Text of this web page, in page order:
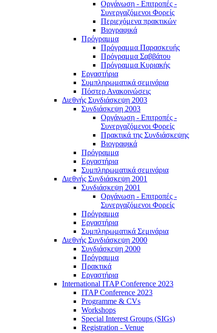
Οργάνωση - Επιτροπές -
Συνεργαζόμενοι Φορείς
Περιεχόμενα πρακτικών
Βιογραφικά
Πρόγραμμα
Πρόγραμμα Παρασκευής
Πρόγραμμα Σαββάτου
Πρόγραμμα Κυριακής
Εργαστήρια
Συμπληρωματικά σεμινάρια
Πόστερ Ανακοινώσεις
Διεθνής Συνδιάσκεψη 2003
Συνδιάσκεψη 2003
Οργάνωση - Επιτροπές -
Συνεργαζόμενοι Φορείς
Πρακτικά της Συνδιάσκεψης
Βιογραφικά
Πρόγραμμα
Εργαστήρια
Συμπληρωματικά σεμινάρια
Διεθνής Συνδιάσκεψη 2001
Συνδιάσκεψη 2001
Οργάνωση - Επιτροπές -
Συνεργαζόμενοι Φορείς
Πρόγραμμα
Εργαστήρια
Συμπληρωματικά Σεμινάρια
Διεθνής Συνδιάσκεψη 2000
Συνδιάσκεψη 2000
Πρόγραμμα
Πρακτικά
Εργαστήρια
International ITAP Conference 2023
ITAP Conference 2023
Programme & CVs
Workshops
Special Interest Groups (SIGs)
Registration - Venue